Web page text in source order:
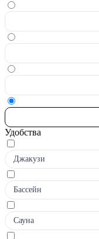
Удобства
Джакузи
Бассейн
Сауна